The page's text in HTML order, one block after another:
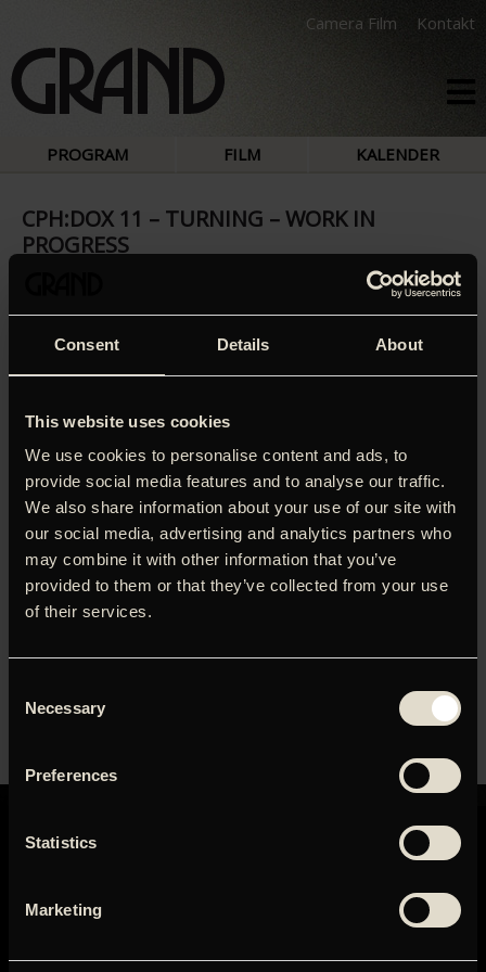
Consent Details About
This website uses cookies
We use cookies to personalise content and ads, to
provide social media features and to analyse our traffic.
We also share information about your use of our site with
our social media, advertising and analytics partners who
may combine it with other information that you’ve
provided to them or that they’ve collected from your use
of their services.
Selection
Necessary
Preferences
Statistics
Marketing
Camera Film Kontakt
PROGRAM FILM KALENDER
CPH:DOX 11 – TURNING – WORK IN
PROGRESS
Den længe ventede film med og af Antony and the
Johnsons! Den dansk-amerikansk producerede musikfilm
vises i en næsten færdig version som én af hovedtitlerne
samarbejde mellem den amerikanske videokunstner
anmelderroste performance-tour ‘Turning’, som Antony og
Charles Atlas i fællesskab realiserede i 2006 – en sanselig
og rørende udforskning af temaer omkring transeksualitet
og den grundlæggende længsel efter at høre til.
Performerne er kvinder fra New Yorks transseksuelle miljø
og nogle af dem er selv kendte sangere, bl.a Nomi fra
bandet Jessica6. The Guardian kaldte performancen
stjerner, mens Le Monde i Paris hyldede den som et
Mikkel Bryggers Gade 8